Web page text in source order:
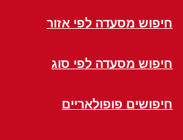
חיפוש מסעדה לפי אזור
חיפוש מסעדה לפי סוג
חיפושים פופולאריים